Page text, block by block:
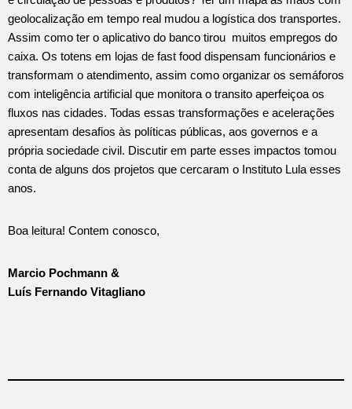
geolocalização em tempo real mudou a logística dos transportes.
Assim como ter o aplicativo do banco tirou muitos empregos do
caixa. Os totens em lojas de fast food dispensam funcionários e
transformam o atendimento, assim como organizar os semáforos
com inteligência artificial que monitora o transito aperfeiçoa os
fluxos nas cidades. Todas essas transformações e acelerações
apresentam desafios às políticas públicas, aos governos e a
própria sociedade civil. Discutir em parte esses impactos tomou
conta de alguns dos projetos que cercaram o Instituto Lula esses
anos.
Boa leitura! Contem conosco,
Marcio Pochmann &
Luís Fernando Vitagliano